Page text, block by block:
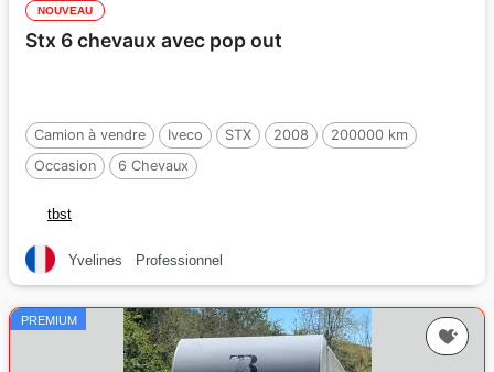
NOUVEAU
Stx 6 chevaux avec pop out
Camion à vendre Iveco STX 2008
200000 km
Occasion
6 Chevaux
tbst
Yvelines Professionnel
PREMIUM